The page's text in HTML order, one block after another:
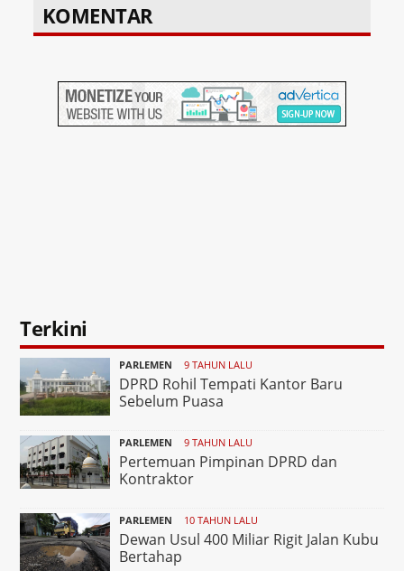
KOMENTAR
Terkini
PARLEMEN 9 TAHUN LALU
DPRD Rohil Tempati Kantor Baru
Sebelum Puasa
PARLEMEN 9 TAHUN LALU
Pertemuan Pimpinan DPRD dan
Kontraktor
PARLEMEN 10 TAHUN LALU
Dewan Usul 400 Miliar Rigit Jalan Kubu
Bertahap